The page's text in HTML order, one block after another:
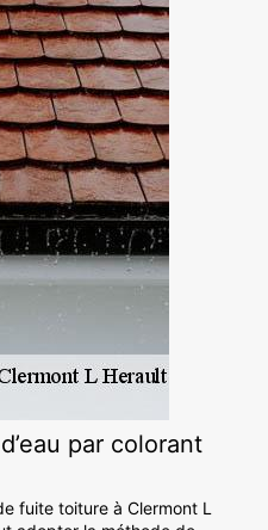
par colorant
fuite toiture à Clermont L